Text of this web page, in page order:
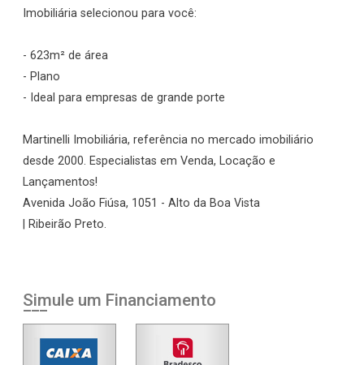
Imobiliária selecionou para você:
- 623m² de área
- Plano
- Ideal para empresas de grande porte
Martinelli Imobiliária, referência no mercado imobiliário
desde 2000. Especialistas em Venda, Locação e
Lançamentos!
Avenida João Fiúsa, 1051 - Alto da Boa Vista
| Ribeirão Preto.
Simule um Financiamento